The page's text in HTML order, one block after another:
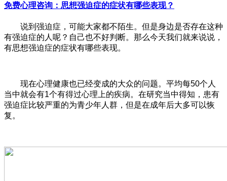
免费心理咨询：思想强迫症的症状有哪些表现？
说到强迫症，可能大家都不陌生。但是身边是否存在这种
有强迫症的人呢？自己也不好判断。那么今天我们就来说说，
有思想强迫症的症状有哪些表现。
现在心理健康也已经变成的大众的问题。平均每50个人
当中就会有1个有得过心理上的疾病。在研究当中得知，患有
强迫症比较严重的为青少年人群，但是在成年后大多可以恢
复。